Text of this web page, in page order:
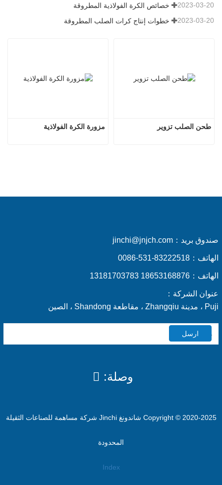
خصائص الكرة الفولاذية المطروقة 2023-03-20
خطوات إنتاج كرات الصلب المطروقة 2023-03-20
مزورة الكرة الفولاذية طحن الصلب تزوير
صندوق بريد： jinchi@jnjch.com
الهاتف： 0086-531-83222518
الهاتف： 18653168876 13181703783
عنوان الشركة：
Puji ، مدينة Zhangqiu ، مقاطعة Shandong ، الصين
ارسل
وصلة:
Copyright © 2020-2025 شاندونغ Jinchi شركة مساهمة للصناعات الثقيلة
المحدودة
Index